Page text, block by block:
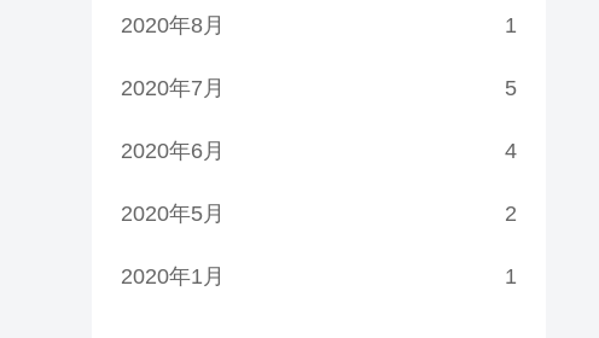
2020年8月 1
2020年7月 5
2020年6月 4
2020年5月 2
2020年1月 1